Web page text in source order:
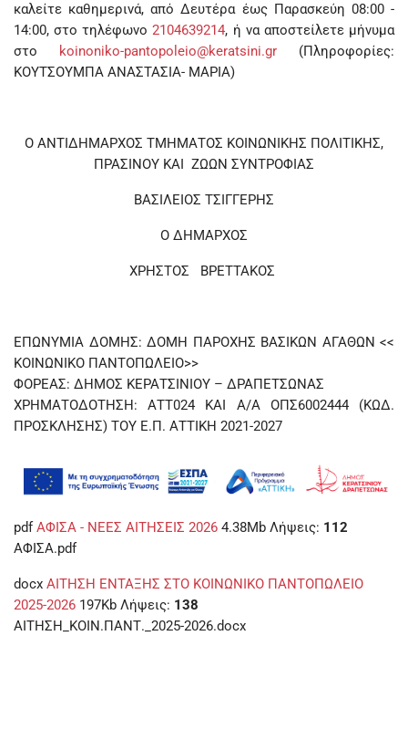
καλείτε καθημερινά, από Δευτέρα έως Παρασκεύη 08:00 -
14:00, στο τηλέφωνο2104639214, ή να αποστείλετε μήνυμα
στο
koinoniko-pantopoleio@keratsini.gr (Πληροφορίες:
ΚΟΥΤΣΟΥΜΠΑ ΑΝΑΣΤΑΣΙΑ- ΜΑΡΙΑ)
Ο ΑΝΤΙΔΗΜΑΡΧΟΣ ΤΜΗΜΑΤΟΣ ΚΟΙΝΩΝΙΚΗΣ ΠΟΛΙΤΙΚΗΣ,
ΠΡΑΣΙΝΟΥ ΚΑΙ ΖΩΩΝ ΣΥΝΤΡΟΦΙΑΣ
ΒΑΣΙΛΕΙΟΣ ΤΣΙΓΓΕΡΗΣ
Ο ΔΗΜΑΡΧΟΣ
ΧΡΗΣΤΟΣ ΒΡΕΤΤΑΚΟΣ
ΕΠΩΝΥΜΙΑ ΔΟΜΗΣ: ΔΟΜΗ ΠΑΡΟΧΗΣ ΒΑΣΙΚΩΝ ΑΓΑΘΩΝ <<
ΚΟΙΝΩΝΙΚΟ ΠΑΝΤΟΠΩΛΕΙΟ>>
ΦΟΡΕΑΣ: ΔΗΜΟΣ ΚΕΡΑΤΣΙΝΙΟΥ – ΔΡΑΠΕΤΣΩΝΑΣ
ΧΡΗΜΑΤΟΔΟΤΗΣΗ: ΑΤΤ024 ΚΑΙ Α/Α ΟΠΣ6002444 (ΚΩΔ.
ΠΡΟΣΚΛΗΣΗΣ) ΤΟΥ Ε.Π. ΑΤΤΙΚΗ 2021-2027
pdf ΑΦΙΣΑ - ΝΕΕΣ ΑΙΤΗΣΕΙΣ 2026 4.38Mb Λήψεις: 112
ΑΦΙΣΑ.pdf
docx ΑΙΤΗΣΗ ΕΝΤΑΞΗΣ ΣΤΟ ΚΟΙΝΩΝΙΚΟ ΠΑΝΤΟΠΩΛΕΙΟ
2025-2026 197Kb Λήψεις: 138
ΑΙΤΗΣΗ_ΚΟΙΝ.ΠΑΝΤ._2025-2026.docx